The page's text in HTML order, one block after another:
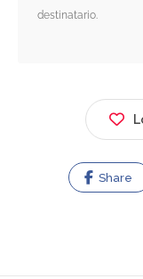
destinatario.
Share